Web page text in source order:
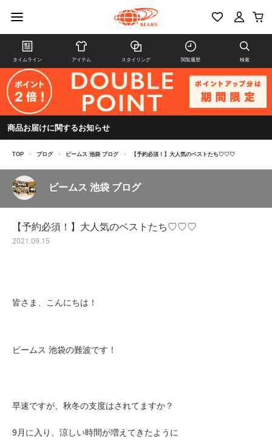
タイムライン アイテム スタイリング 閲覧履歴 検索
商品お届けに関するお知らせ
TOP > ブログ > ビームス 池袋 ブログ > 【予約必須！】大人気のベストたち♡♡♡
ビームス 池袋 ブログ
【予約必須！】大人気のベストたち♡♡♡
2021.09.15
皆さま、こんにちは！
ビームス 池袋の難波です！
早速ですが、秋冬の支度はされてますか？
9月に入り、涼しい時間が増えてきたように